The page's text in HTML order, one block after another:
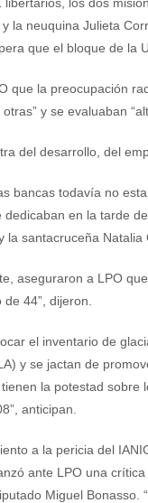
la neuquina Julieta
que el bloque de la
que la preocupación
y se evaluaban
del desarrollo, del
bancas todavía no
en la tarde
la santacruceña Natalia
aseguraron a LPO
44”, dijeron.
el inventario de
y se jactan de
la potestad
anticipan.
a la pericia del
ante LPO una
Miguel